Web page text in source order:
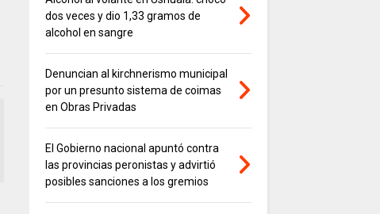
dos veces y dio 1,33 gramos de
alcohol en sangre
Denuncian al kirchnerismo municipal
por un presunto sistema de coimas
en Obras Privadas
El Gobierno nacional apuntó contra
las provincias peronistas y advirtió
posibles sanciones a los gremios